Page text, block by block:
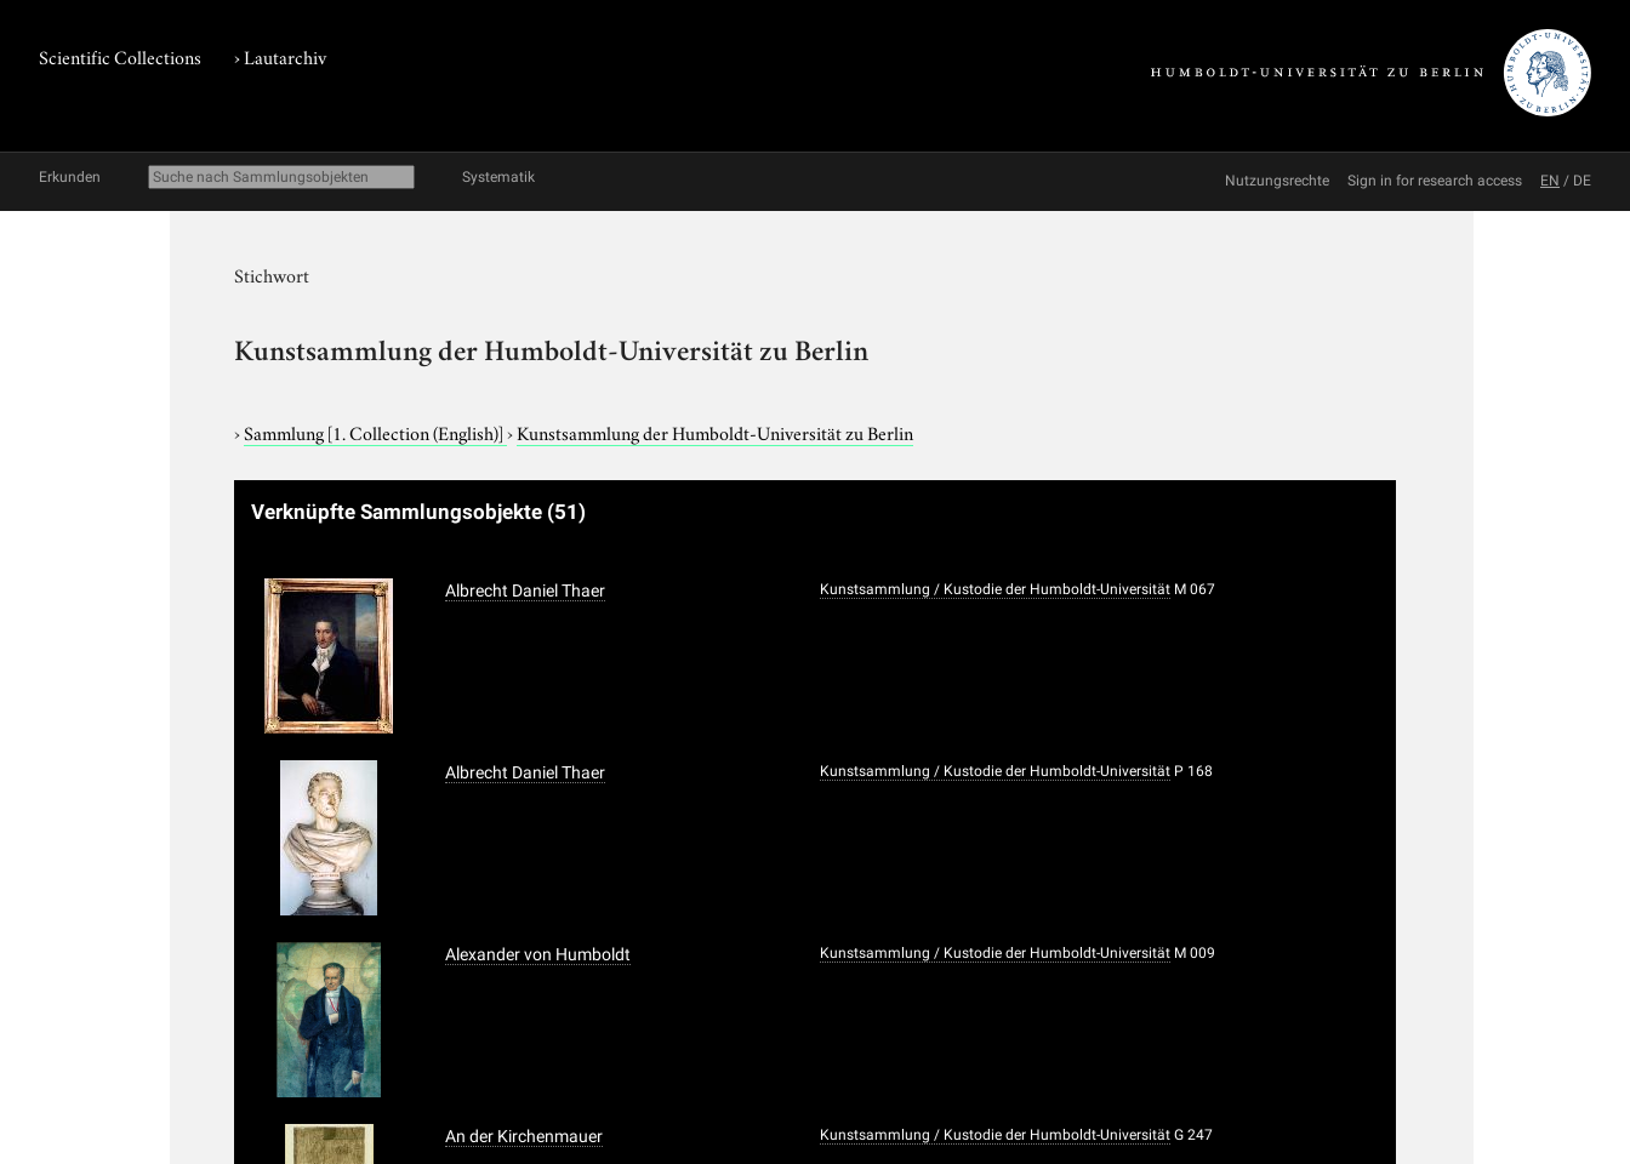
Scientific Collections ›Lautarchiv
Erkunden Systematik Nutzungsrechte Sign in for research access EN / DE
Stichwort
Kunstsammlung der Humboldt-Universität zu Berlin
›Sammlung[1. Collection (English)]›Kunstsammlung der Humboldt-Universität zu Berlin
Verknüpfte Sammlungsobjekte (51)
Albrecht Daniel Thaer Kunstsammlung / Kustodie der Humboldt-Universität M 067
Albrecht Daniel Thaer Kunstsammlung / Kustodie der Humboldt-Universität P 168
Alexander von Humboldt Kunstsammlung / Kustodie der Humboldt-Universität M 009
An der Kirchenmauer Kunstsammlung / Kustodie der Humboldt-Universität G 247